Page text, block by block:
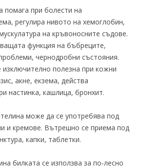
помага при болести на
регулира нивото на хемоглобин,
на кръвоносните съдове.
функция на бъбреците,
чернодробни състояния.
изключително полезна при кожни
акне, екзема, действа
настинка, кашлица, бронхит.
може да се употребява под
и кремове. Вътрешно се приема под
капки, таблетки.
билката се използва за по-лесно